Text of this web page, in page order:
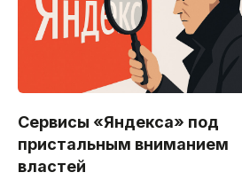
Сервисы «Яндекса» под
пристальным вниманием
властей